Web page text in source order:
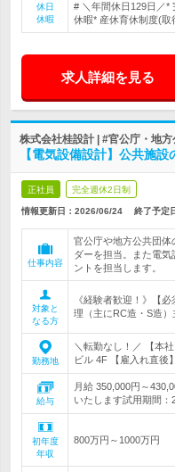
休日
休暇
# ＼年間休日129日／*
休暇* 産休育休制度(取
求人詳細を見る
株式会社桂設計 | #官公庁・地
【電気設備設計】公共施設
正社員 完全週休2日制
情報更新日：2026/06/24 終了予定
仕事内容
官公庁や地方公共団体
ダーを担当。また電
ントを担当します。
対象と
なる方
《経験者歓迎！》【
理（主にRC造・S造
勤務地
＼転勤なし！／ 【本
ビル 4F 【雇入れ直後
給与
月給 350,000円～
いたします試用期間
初年度
年収
800万円～1000万円